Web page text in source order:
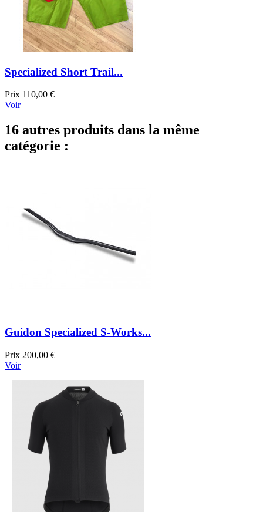
Specialized Short Trail...
Prix 110,00 €
Voir
16 autres produits dans la même
catégorie :
Guidon Specialized S-Works...
Prix 200,00 €
Voir